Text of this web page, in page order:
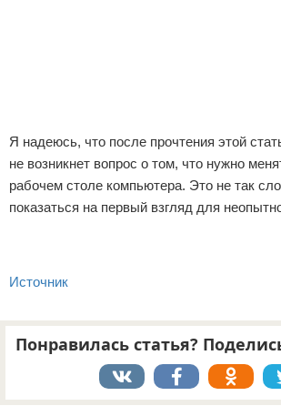
Я надеюсь, что после прочтения этой
не возникнет вопрос о том, что нужно
рабочем столе компьютера. Это не так
показаться на первый взгляд для
Источник
Понравилась статья?